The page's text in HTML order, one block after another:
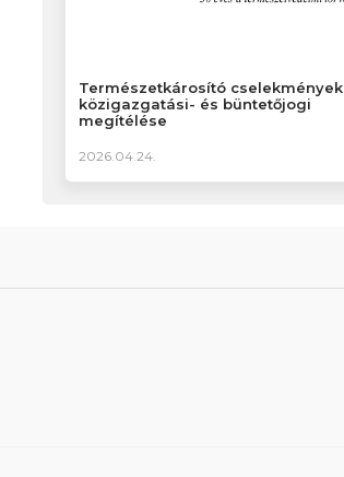
Természetkárosító cselekmények
közigazgatási- és büntetőjogi
megítélése
2026.04.24.